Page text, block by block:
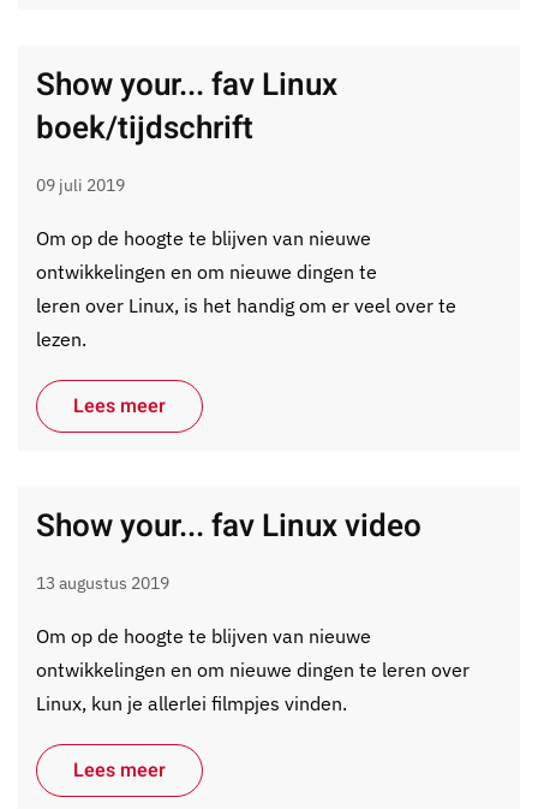
Show your... fav Linux
boek/tijdschrift
09 juli 2019
Om op de hoogte te blijven van nieuwe
ontwikkelingen en om nieuwe dingen te
leren over Linux, is het handig om er veel over te
lezen.
Lees meer
Show your... fav Linux video
13 augustus 2019
Om op de hoogte te blijven van nieuwe
ontwikkelingen en om nieuwe dingen te leren over
Linux, kun je allerlei filmpjes vinden.
Lees meer